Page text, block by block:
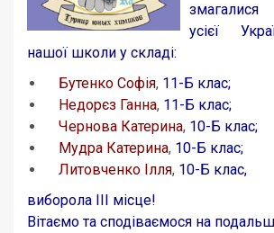
усієї
нашої школи у складі:
Бутенко Софія, 11-Б клас;
Недорєз Ганна, 11-Б клас;
Чернова Катерина, 10-Б клас;
Мудра Катерина, 10-Б клас;
Литовченко Ілля, 10-Б клас,
виборола ІІІ місце!
Вітаємо та сподіваємося на